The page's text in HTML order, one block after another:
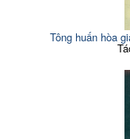
Tông huấn hòa